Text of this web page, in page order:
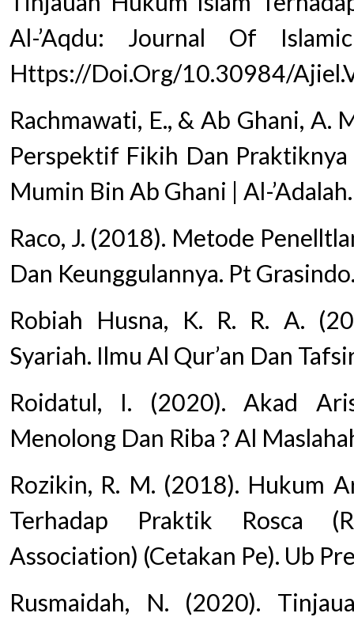
Al-’Aqdu: Journal Of
Https://Doi.Org/10.30984/
Rachmawati, E., & Ab Ghani, A.
Perspektif Fikih Dan
Mumin Bin Ab Ghani | Al-
Raco, J. (2018). Metode
Dan Keunggulannya. Pt
Robiah Husna, K. R. R. A.
Syariah. Ilmu Al Qur’an Dan
Roidatul, I. (2020). Akad
Menolong Dan Riba ? Al
Rozikin, R. M. (2018). Hukum
Terhadap Praktik Rosca
Association) (Cetakan Pe). Ub
Rusmaidah, N. (2020).